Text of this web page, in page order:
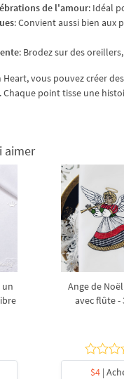
de l'amour: Idéal
: Convient aussi bien aux
: Brodez sur des
vous pouvez créer
point tisse une
aimer
un
Ange de
avec flûte -
$4 |